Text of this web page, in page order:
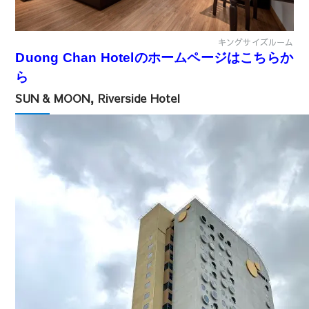
キングサイズルーム
Duong Chan Hotelのホームページはこちらか
ら
SUN & MOON, Riverside Hotel